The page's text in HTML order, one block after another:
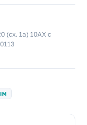
(сх. 1а) 10AX с